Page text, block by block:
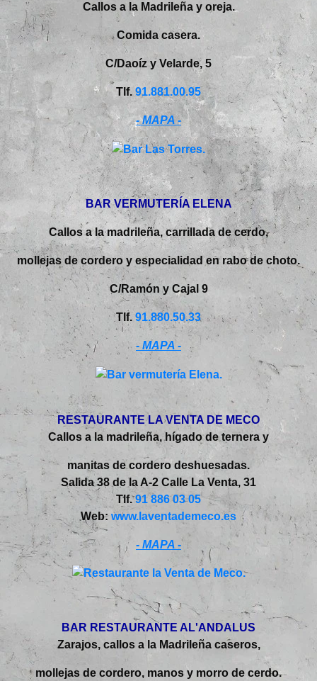
Callos a la Madrileña y oreja.
Comida casera.
C/Daoíz y Velarde, 5
Tlf. 91.881.00.95
- MAPA -
BAR VERMUTERÍA ELENA
Callos a la madrileña, carrillada de cerdo,
mollejas de cordero y especialidad en rabo de choto.
C/Ramón y Cajal 9
Tlf. 91.880.50.33
- MAPA -
RESTAURANTE LA VENTA DE MECO
Callos a la madrileña, hígado de ternera y
manitas de cordero deshuesadas.
Salida 38 de la A-2 Calle La Venta, 31
Tlf.91 886 03 05
Web: www.laventademeco.es
- MAPA -
BAR RESTAURANTE AL'ANDALUS
Zarajos, callos a la Madrileña caseros,
mollejas de cordero, manos y morro de cerdo.